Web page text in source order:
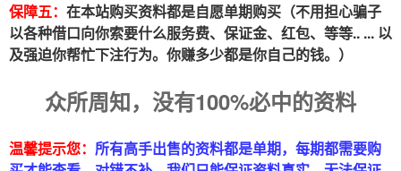
保障五： 在本站购买资料都是自愿单期购买（不用担心骗子
以各种借口向你索要什么服务费、保证金、红包、等等.. ... 以
及强迫你帮忙下注行为。你赚多少都是你自己的钱。）
众所周知，没有100%必中的资料
温馨提示您： 所有高手出售的资料都是单期，每期都需要购